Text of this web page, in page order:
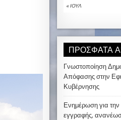
« ΙΟΎΛ
ΠΡΌΣΦΑΤΑ
Γνωστοποίηση
Απόφασης στην
Κυβέρνησης
Ενημέρωση για την
εγγραφής,